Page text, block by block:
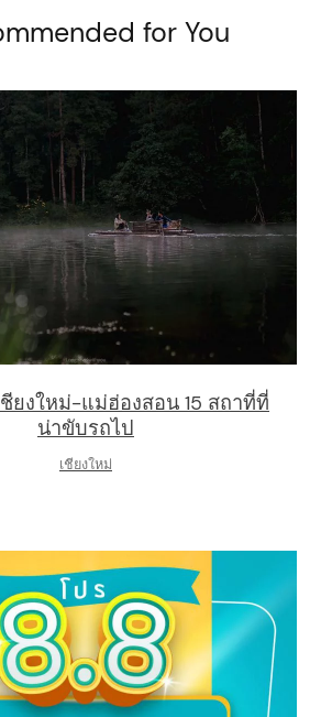
for You
ชียงใหม่-แม่ฮ่องสอน 15 สถาที่ที่
น่าขับรถไป
เชียงใหม่